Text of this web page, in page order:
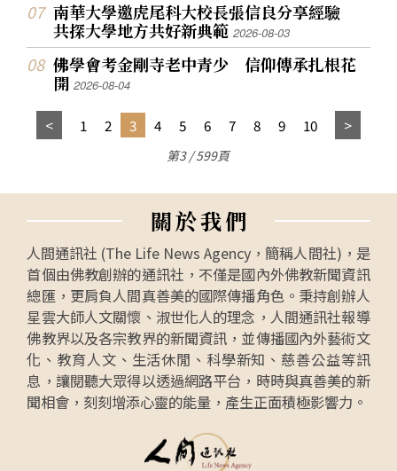
南華大學邀虎尾科大校長張信良分享經驗
共探大學地方共好新典範2026-08-03
佛學會考金剛寺老中青少 信仰傳承扎根花
開2026-08-04
1 2 3 4 5 6 7 8 9 10
第3 / 599頁
關於我們
人間通訊社 (The Life News Agency，簡稱人間社)，是
首個由佛教創辦的通訊社，不僅是國內外佛教新聞資訊
總匯，更肩負人間真善美的國際傳播角色。秉持創辦人
星雲大師人文關懷、淑世化人的理念，人間通訊社報導
佛教界以及各宗教界的新聞資訊，並傳播國內外藝術文
化、教育人文、生活休閒、科學新知、慈善公益等訊
息，讓閱聽大眾得以透過網路平台，時時與真善美的新
聞相會，刻刻增添心靈的能量，產生正面積極影響力。